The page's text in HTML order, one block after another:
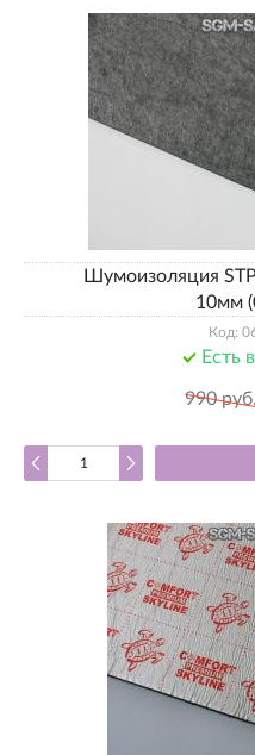
Шумоизоляция
10мм
Код:
Есть
990 руб.